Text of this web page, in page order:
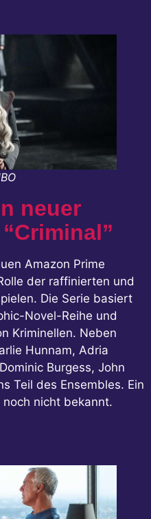
neuer
Amazon Prime
der raffinierten und
Die Serie basiert
Novel-Reihe und
Kriminellen. Neben
Hunnam, Adria
Burgess, John
Teil des Ensembles. Ein
nicht bekannt.